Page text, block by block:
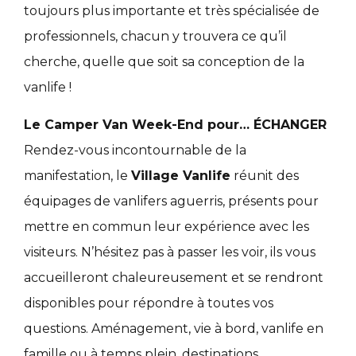
toujours plus importante et très spécialisée de
professionnels, chacun y trouvera ce qu’il
cherche, quelle que soit sa conception de la
vanlife !
Le Camper Van Week-End pour… ÉCHANGER
Rendez-vous incontournable de la
manifestation, le Village Vanlife réunit des
équipages de vanlifers aguerris, présents pour
mettre en commun leur expérience avec les
visiteurs. N’hésitez pas à passer les voir, ils vous
accueilleront chaleureusement et se rendront
disponibles pour répondre à toutes vos
questions. Aménagement, vie à bord, vanlife en